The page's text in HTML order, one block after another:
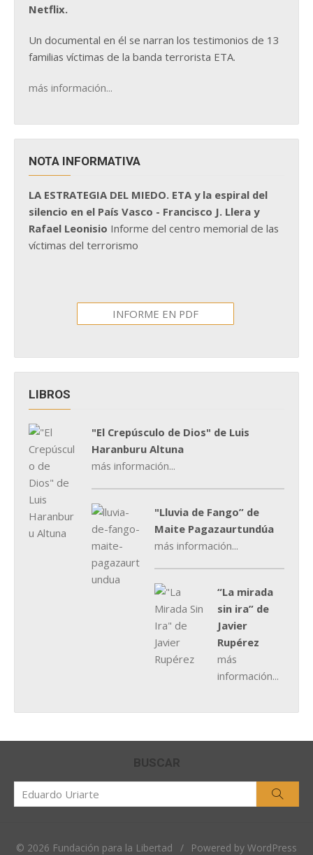
Netflix.
Un documental en él se narran los testimonios de 13
familias víctimas de la banda terrorista ETA.
más información...
NOTA INFORMATIVA
LA ESTRATEGIA DEL MIEDO. ETA y la espiral del
silencio en el País Vasco - Francisco J. Llera y
Rafael Leonisio Informe del centro memorial de las
víctimas del terrorismo
INFORME EN PDF
LIBROS
"El Crepúsculo de Dios" de Luis
Haranburu Altuna
más información...
"Lluvia de Fango” de
Maite Pagazaurtundúa
más información...
“La mirada
sin ira” de
Javier
Rupérez
más
información...
BUSCAR
Buscar
© 2026 Fundación para la Libertad / Powered by WordPress